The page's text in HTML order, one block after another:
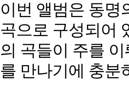
이번 앨범은 동명
곡으로 구성되어
의 곡들이 주를
를 만나기에 충분